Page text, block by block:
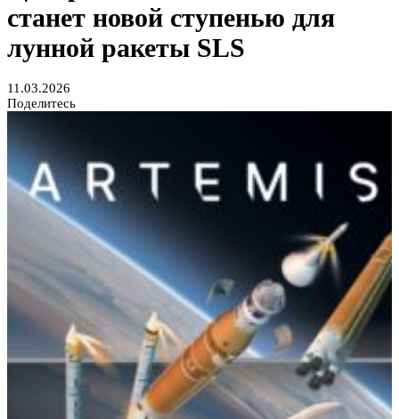
станет новой ступенью для
лунной ракеты SLS
11.03.2026
Поделитесь